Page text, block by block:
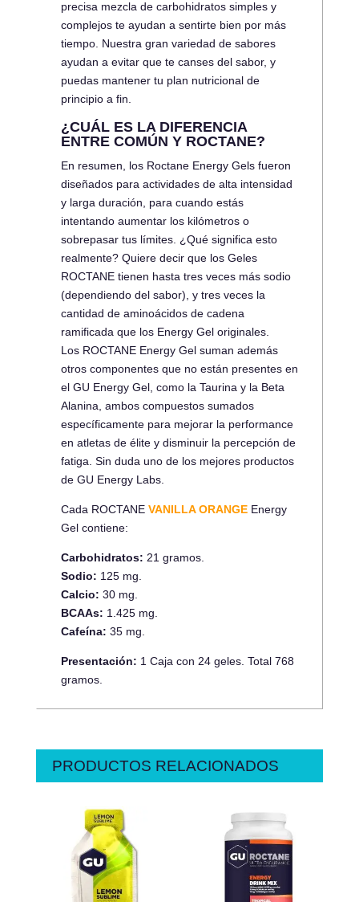
precisa mezcla de carbohidratos simples y
complejos te ayudan a sentirte bien por más
tiempo. Nuestra gran variedad de sabores
ayudan a evitar que te canses del sabor, y
puedas mantener tu plan nutricional de
principio a fin.
¿CUÁL ES LA DIFERENCIA
ENTRE COMÚN Y ROCTANE?
En resumen, los Roctane Energy Gels fueron
diseñados para actividades de alta intensidad
y larga duración, para cuando estás
intentando aumentar los kilómetros o
sobrepasar tus límites. ¿Qué significa esto
realmente? Quiere decir que los Geles
ROCTANE tienen hasta tres veces más sodio
(dependiendo del sabor), y tres veces la
cantidad de aminoácidos de cadena
ramificada que los Energy Gel originales.
Los ROCTANE Energy Gel suman además
otros componentes que no están presentes en
el GU Energy Gel, como la Taurina y la Beta
Alanina, ambos compuestos sumados
específicamente para mejorar la performance
en atletas de élite y disminuir la percepción de
fatiga. Sin duda uno de los mejores productos
de GU Energy Labs.
Cada ROCTANE VANILLA ORANGE Energy
Gel contiene:
Carbohidratos: 21 gramos.
Sodio: 125 mg.
Calcio: 30 mg.
BCAAs: 1.425 mg.
Cafeína: 35 mg.
Presentación: 1 Caja con 24 geles. Total 768
gramos.
PRODUCTOS RELACIONADOS